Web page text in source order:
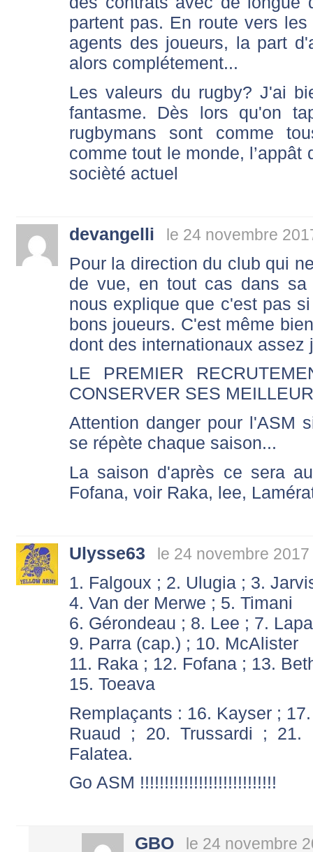
partent pas. En route vers
agents des joueurs, la part
alors complétement...
Les valeurs du rugby? J'ai
fantasme. Dès lors qu'on
rugbymans sont comme
comme tout le monde,
socièté actuel
devangelli le 24 novembre
Pour la direction du club qui
de vue, en tout cas dans sa
nous explique que c'est pas
bons joueurs. C'est même
dont des internationaux
LE PREMIER
CONSERVER SES
Attention danger pour l'ASM
se répète chaque saison...
La saison d'après ce sera
Fofana, voir Raka, lee,
Ulysse63 le 24 novembre
1. Falgoux ; 2. Ulugia ; 3.
4. Van der Merwe ; 5. Timani
6. Gérondeau ; 8. Lee ; 7.
9. Parra (cap.) ; 10. McAlister
11. Raka ; 12. Fofana ; 13.
15. Toeava
Remplaçants : 16. Kayser ;
Ruaud ; 20. Trussardi ;
Falatea.
Go ASM !!!!!!!!!!!!!!!!!!!!!!!!!!!!
GBO le 24 novembre